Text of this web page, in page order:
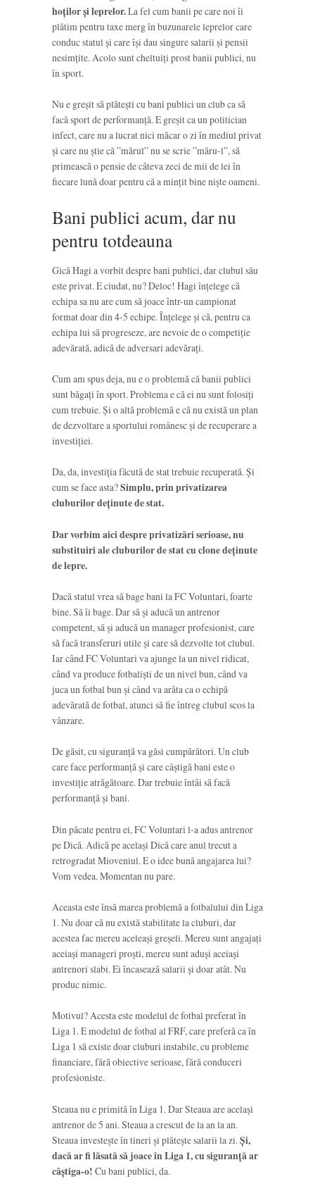
hoților și leprelor.La fel cum banii pe care noi îi
plătim pentru taxe merg în buzunarele leprelor care
conduc statul și care își dau singure salarii și pensii
nesimțite. Acolo sunt cheltuiți prost banii publici, nu
în sport.
Nu e greșit să plătești cu bani publici un club ca să
facă sport de performanță. E greșit ca un politician
infect, care nu a lucrat nici măcar o zi în mediul privat
și care nu știe că ”mărul” nu se scrie ”măru-l”, să
primească o pensie de câteva zeci de mii de lei în
fiecare lună doar pentru că a mințit bine niște oameni.
Bani publici acum, dar nu
pentru totdeauna
Gică Hagi a vorbit despre bani publici, dar clubul său
este privat. E ciudat, nu? Deloc! Hagi înțelege că
echipa sa nu are cum să joace într-un campionat
format doar din 4-5 echipe. Înțelege și că, pentru ca
echipa lui să progreseze, are nevoie de o competiție
adevărată, adică de adversari adevărați.
Cum am spus deja, nu e o problemă că banii publici
sunt băgați în sport. Problema e că ei nu sunt folosiți
cum trebuie. Și o altă problemă e că nu există un plan
de dezvoltare a sportului românesc și de recuperare a
investiției.
Da, da, investiția făcută de stat trebuie recuperată. Și
cum se face asta?Simplu, prin privatizarea
cluburilor deținute de stat.
Dar vorbim aici despre privatizări serioase, nu
substituiri ale cluburilor de stat cu clone deținute
de lepre.
Dacă statul vrea să bage bani la FC Voluntari, foarte
bine. Să îi bage. Dar să și aducă un antrenor
competent, să și aducă un manager profesionist, care
să facă transferuri utile și care să dezvolte tot clubul.
Iar când FC Voluntari va ajunge la un nivel ridicat,
când va produce fotbaliști de un nivel bun, când va
juca un fotbal bun și când va arăta ca o echipă
adevărată de fotbal, atunci să fie întreg clubul scos la
vânzare.
De găsit, cu siguranță va găsi cumpărători. Un club
care face performanță și care câștigă bani este o
investiție atrăgătoare. Dar trebuie întâi să facă
performanță și bani.
Din păcate pentru ei, FC Voluntari l-a adus antrenor
pe Dică. Adică pe același Dică care anul trecut a
retrogradat Mioveniul. E o idee bună angajarea lui?
Vom vedea. Momentan nu pare.
Aceasta este însă marea problemă a fotbalului din Liga
1. Nu doar că nu există stabilitate la cluburi, dar
acestea fac mereu aceleași greșeli. Mereu sunt angajați
aceiași manageri proști, mereu sunt aduși aceiași
antrenori slabi. Ei încasează salarii și doar atât. Nu
produc nimic.
Motivul? Acesta este modelul de fotbal preferat în
Liga 1. E modelul de fotbal al FRF, care preferă ca în
Liga 1 să existe doar cluburi instabile, cu probleme
financiare, fără obiective serioase, fără conduceri
profesioniste.
Steaua nu e primită în Liga 1. Dar Steaua are același
antrenor de 5 ani. Steaua a crescut de la an la an.
Steaua investește în tineri și plătește salarii la zi. Și,
dacă ar fi lăsată să joace în Liga 1, cu siguranță ar
câștiga-o! Cu bani publici, da.